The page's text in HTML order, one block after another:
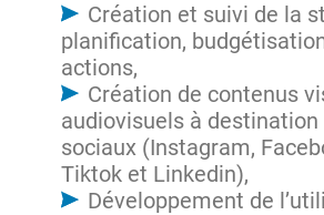
Création et suivi de la
planification,
actions,
Création de contenus
audiovisuels à
sociaux (Instagram,
Tiktok et Linkedin),
Développement de